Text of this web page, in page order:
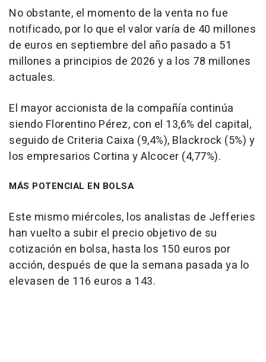
No obstante, el momento de la venta no fue
notificado, por lo que el valor varía de 40 millones
de euros en septiembre del año pasado a 51
millones a principios de 2026 y a los 78 millones
actuales.
El mayor accionista de la compañía continúa
siendo Florentino Pérez, con el 13,6% del capital,
seguido de Criteria Caixa (9,4%), Blackrock (5%) y
los empresarios Cortina y Alcocer (4,77%).
MÁS POTENCIAL EN BOLSA
Este mismo miércoles, los analistas de Jefferies
han vuelto a subir el precio objetivo de su
cotización en bolsa, hasta los 150 euros por
acción, después de que la semana pasada ya lo
elevasen de 116 euros a 143.